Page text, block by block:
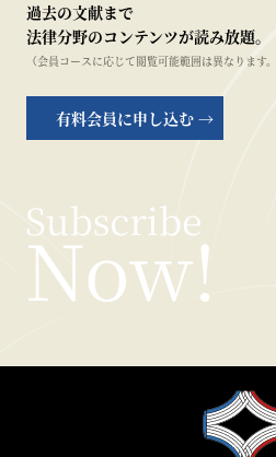
過去の文献まで
法律分野のコンテンツが読み放題。
（会員コースに応じて閲覧可能範囲は異なります。
有料会員に申し込む →